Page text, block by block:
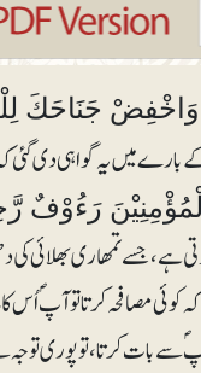
وَاخْفِضْ جَنَاحَكَ
رَءُوْفٌ
جسے تمھاری بھلائی
کوئی مصافحہ کرتا تو آپؐ
کرتا ،تو پوری توجہ